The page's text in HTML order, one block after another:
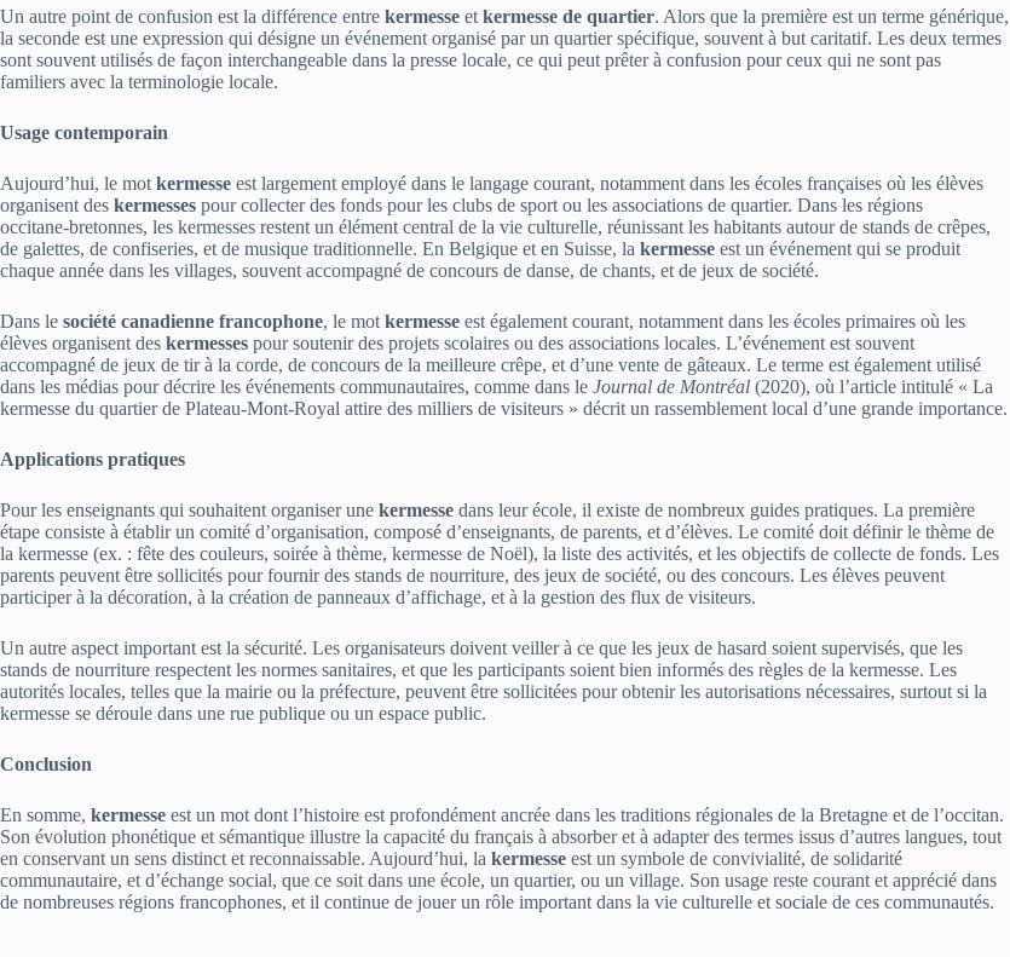
Un autre point de confusion est la différence entre kermesse et kermesse de quartier. Alors que la première est un terme générique,
la seconde est une expression qui désigne un événement organisé par un quartier spécifique, souvent à but caritatif. Les deux termes
sont souvent utilisés de façon interchangeable dans la presse locale, ce qui peut prêter à confusion pour ceux qui ne sont pas
familiers avec la terminologie locale.
Usage contemporain
Aujourd’hui, le mot kermesse est largement employé dans le langage courant, notamment dans les écoles françaises où les élèves
organisent des kermesses pour collecter des fonds pour les clubs de sport ou les associations de quartier. Dans les régions
occitane‑bretonnes, les kermesses restent un élément central de la vie culturelle, réunissant les habitants autour de stands de crêpes,
de galettes, de confiseries, et de musique traditionnelle. En Belgique et en Suisse, la kermesse est un événement qui se produit
chaque année dans les villages, souvent accompagné de concours de danse, de chants, et de jeux de société.
Dans le société canadienne francophone, le mot kermesse est également courant, notamment dans les écoles primaires où les
élèves organisent des kermesses pour soutenir des projets scolaires ou des associations locales. L’événement est souvent
accompagné de jeux de tir à la corde, de concours de la meilleure crêpe, et d’une vente de gâteaux. Le terme est également utilisé
dans les médias pour décrire les événements communautaires, comme dans le Journal de Montréal (2020), où l’article intitulé « La
kermesse du quartier de Plateau‑Mont-Royal attire des milliers de visiteurs » décrit un rassemblement local d’une grande importance.
Applications pratiques
Pour les enseignants qui souhaitent organiser une kermesse dans leur école, il existe de nombreux guides pratiques. La première
étape consiste à établir un comité d’organisation, composé d’enseignants, de parents, et d’élèves. Le comité doit définir le thème de
la kermesse (ex. : fête des couleurs, soirée à thème, kermesse de Noël), la liste des activités, et les objectifs de collecte de fonds. Les
parents peuvent être sollicités pour fournir des stands de nourriture, des jeux de société, ou des concours. Les élèves peuvent
participer à la décoration, à la création de panneaux d’affichage, et à la gestion des flux de visiteurs.
Un autre aspect important est la sécurité. Les organisateurs doivent veiller à ce que les jeux de hasard soient supervisés, que les
stands de nourriture respectent les normes sanitaires, et que les participants soient bien informés des règles de la kermesse. Les
autorités locales, telles que la mairie ou la préfecture, peuvent être sollicitées pour obtenir les autorisations nécessaires, surtout si la
kermesse se déroule dans une rue publique ou un espace public.
Conclusion
En somme, kermesse est un mot dont l’histoire est profondément ancrée dans les traditions régionales de la Bretagne et de l’occitan.
Son évolution phonétique et sémantique illustre la capacité du français à absorber et à adapter des termes issus d’autres langues, tout
en conservant un sens distinct et reconnaissable. Aujourd’hui, la kermesse est un symbole de convivialité, de solidarité
communautaire, et d’échange social, que ce soit dans une école, un quartier, ou un village. Son usage reste courant et apprécié dans
de nombreuses régions francophones, et il continue de jouer un rôle important dans la vie culturelle et sociale de ces communautés.